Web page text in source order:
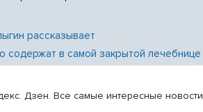
рассказывает
содержат в самой закрытой
Дзен. Все самые интересные новости